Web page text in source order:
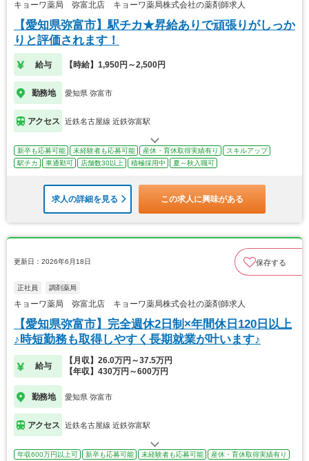
キョーワ薬局 弥富北店 キョーワ薬局株式会社の薬剤師求人
【愛知県弥富市】駅チカ★昇給ありで頑張りがしっか
りと評価されます！
給与 【時給】1,950円～2,500円
勤務地 愛知県 弥富市
アクセス 近鉄名古屋線 近鉄弥富駅
新卒も応募可能 未経験者も応募可能 産休・育休取得実績有り
スキルアップ
駅チカ
車通勤可 店舗数30以上 積極採用中 夏～秋入職可
求人の詳細を見る この求人に興味がある
更新日：2026年6月18日 保存する
正社員 調剤薬局
キョーワ薬局 弥富北店 キョーワ薬局株式会社の薬剤師求人
【愛知県弥富市】完全週休2日制×年間休日120日以上
♪時短勤務も取得しやすく長期就業が叶います♪
給与
【月収】26.0万円～37.5万円
【年収】430万円～600万円
勤務地 愛知県 弥富市
アクセス 近鉄名古屋線 近鉄弥富駅
年収600万円以上可 新卒も応募可能 未経験者も応募可能
産休・育休取得実績有り